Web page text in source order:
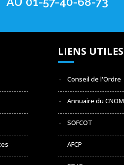
LIENS UTILES
Conseil de l'Ordre
Annuaire du CNOM
SOFCOT
AFCP